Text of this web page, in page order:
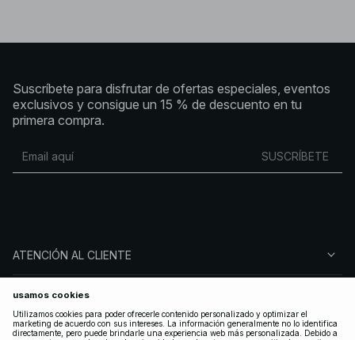
Suscríbete para disfrutar de ofertas especiales, eventos
exclusivos y consigue un 15 % de descuento en tu
primera compra.
SUSCRÍBETE
ATENCIÓN AL CLIENTE
SOBRE NA-KD
SÍGUENOS